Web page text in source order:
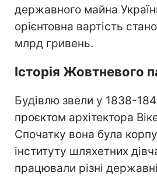
державного майна
орієнтовна вартість
млрд гривень.
Історія Жовтневого
Будівлю звели у 1838-
проєктом архітектора
Спочатку вона була
інституту шляхетних
працювали різні